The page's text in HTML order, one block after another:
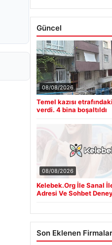
Güncel
08/08/2026
Temel kazısı
verdi. 4 bina boşaltıldı
08/08/2026
Kelebek.Org İle Sanal
Adresi Ve Sohbet
Son Eklenen Firmalar